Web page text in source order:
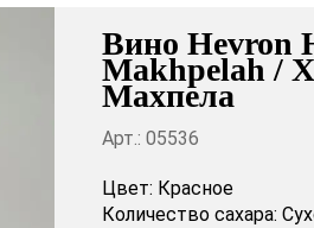
Вино Hevron
Makhpelah /
Махпела
Арт.: 05536
Цвет: Красное
Количество сахара: